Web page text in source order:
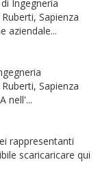
Ingegneria
Sapienza
aziendale...
Sapienza
nell'...
rappresentanti
scaricaricare qui